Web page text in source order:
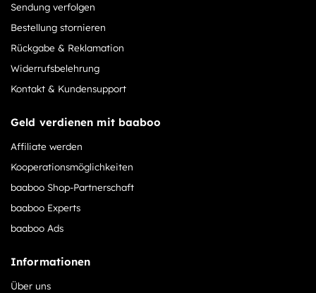
Sendung verfolgen
Bestellung stornieren
Rückgabe & Reklamation
Widerrufsbelehrung
Kontakt & Kundensupport
Geld verdienen mit baaboo
Affiliate werden
Kooperationsmöglichkeiten
baaboo Shop-Partnerschaft
baaboo Experts
baaboo Ads
Informationen
Über uns